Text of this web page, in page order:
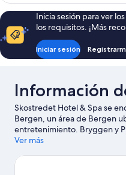
Inicia sesión para ver
los requisitos. ¡Más
Iniciar sesión
Información
Skostredet Hotel & Spa se
Bergen, un área de Bergen
entretenimiento. Bryggen y
sitios emblemáticos, y
para hacer actividades en el
Ver más